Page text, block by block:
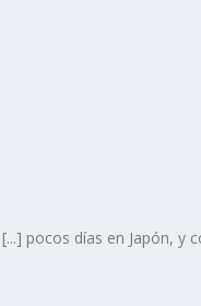
pocos días en Japón, y